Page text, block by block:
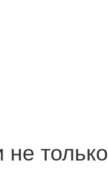
только